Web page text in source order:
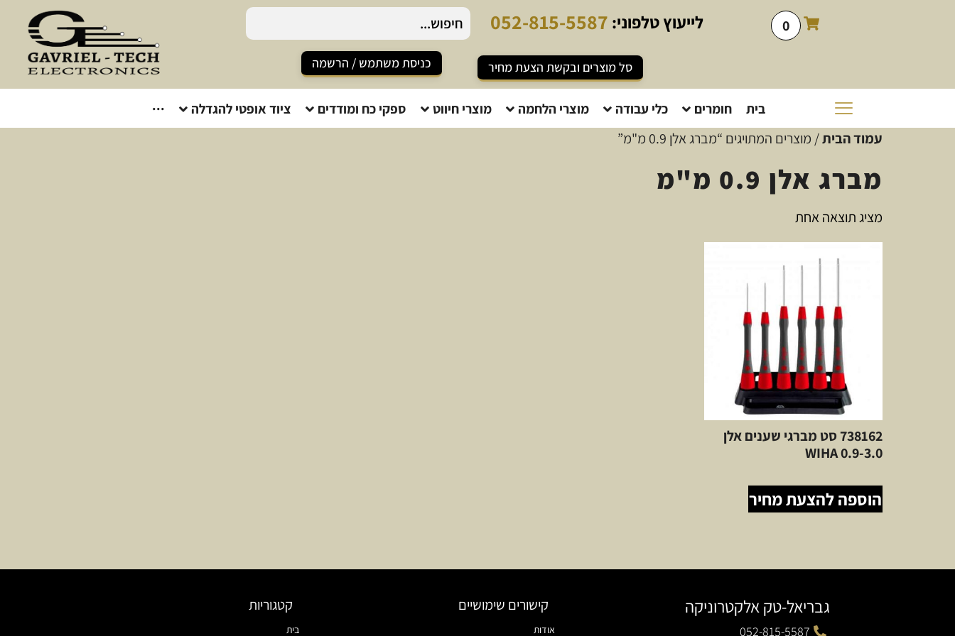
0 לייעוץטלפוני: 052-815-5587
סל מוצרים ובקשת הצעת מחיר כניסת משתמש / הרשמה
בית חומרים כלי עבודה מוצרי הלחמה מוצרי חיווט ספקי כח ומודדים ציוד אופטי להגדלה ···
עמוד הבית/ מוצרים המתויגים “מברג אלן 0.9 מ"מ”
מברג אלן 0.9 מ"מ
מציג תוצאה אחת
738162 סט מברגי שענים אלן
WIHA 0.9-3.0
הוספה להצעת מחיר
גבריאל-טק אלקטרוניקה
052-815-5587
קישורים שימושיים
אודות
קטגוריות
בית